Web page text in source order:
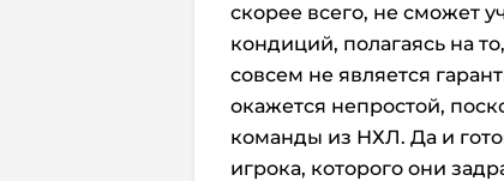
скорее всего, не сможет
кондиций, полагаясь на
совсем не является
окажется непростой,
команды из НХЛ. Да и
игрока, которого они